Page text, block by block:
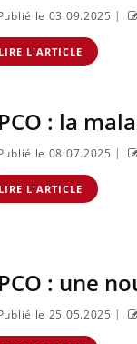
le 03.09.2025 |
LIRE L'ARTICLE
: la
le 08.07.2025 |
LIRE L'ARTICLE
: une
le 25.05.2025 |
dengue,
de la France ?